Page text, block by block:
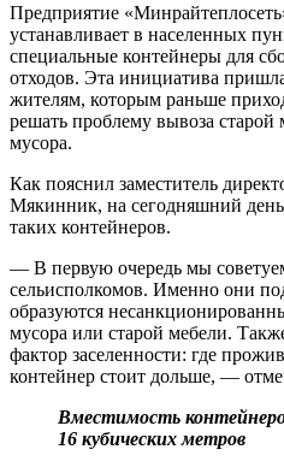
Предприятие
устанавливает в населенных
специальные контейнеры для
отходов. Эта инициатива
жителям, которым раньше
решать проблему вывоза старой
мусора.
Как пояснил заместитель
Мякинник, на сегодняшний
таких контейнеров.
— В первую очередь мы
сельисполкомов. Именно они
образуются
мусора или старой мебели.
фактор заселенности: где
контейнер стоит дольше, —
Вместимость
16 кубических метров